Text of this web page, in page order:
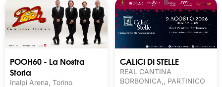
POOH60 - La Nostra
Storia
Inalpi Arena, Torino
CALICI DI STELLE
REAL CANTINA
BORBONICA,, PARTINICO